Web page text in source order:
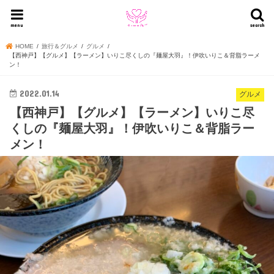
search
menu
HOME 旅行＆グルメ
グルメ
【西神戸】【グルメ】【ラーメン】いりこ尽くしの『麺屋大羽』！伊吹いりこ＆背脂ラーメ
ン！
グルメ
2022.01.14
【西神戸】【グルメ】【ラーメン】いりこ尽
くしの『麺屋大羽』！伊吹いりこ＆背脂ラー
メン！